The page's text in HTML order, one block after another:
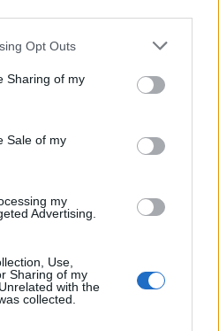
app uses one or more Google
behaviour. You may click to
and its third-party tags to
purposes in below Google
Opt Outs
Sharing of my
Sale of my
my
Advertising.
Use,
Sharing of my
with the
collected.
la notte in cui seguì il corteo
e decise di chiedere carte e
l’agenda delle emergenze
collezione di vecchie